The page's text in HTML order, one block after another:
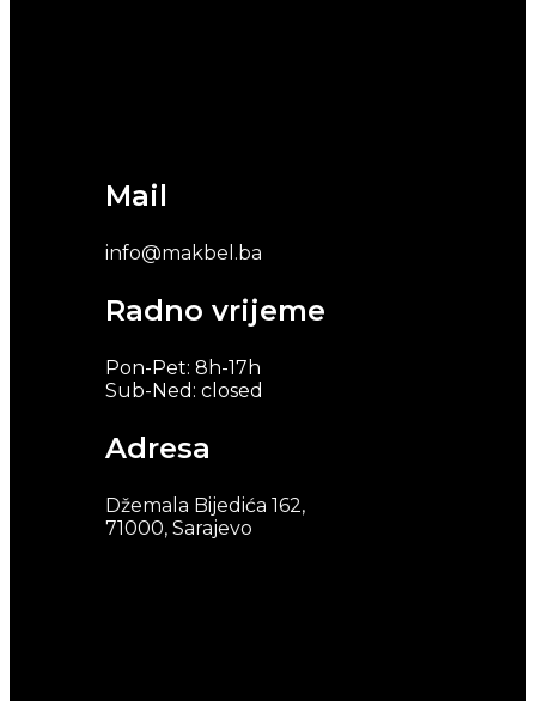
Mail
info@makbel.ba
Radno vrijeme
Pon-Pet: 8h-17h
Sub-Ned: closed
Adresa
Džemala Bijedića 162,
71000, Sarajevo